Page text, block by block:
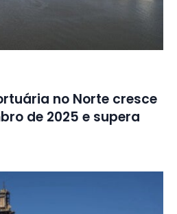
no Norte cresce
de 2025 e supera